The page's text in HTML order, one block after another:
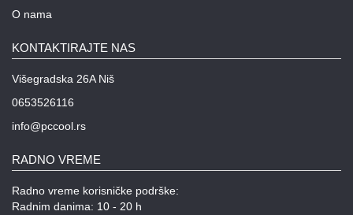
O nama
KONTAKTIRAJTE NAS
Višegradska 26A Niš
0653526116
info@pccool.rs
RADNO VREME
Radno vreme korisničke podrške:
Radnim danima: 10 - 20 h